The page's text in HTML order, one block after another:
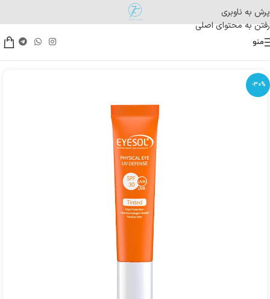
پرش به ناوبری
رفتن به محتوای اصلی
منو
-30%